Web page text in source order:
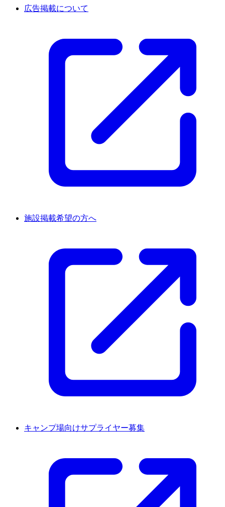
広告掲載について
施設掲載希望の方へ
キャンプ場向けサプライヤー募集